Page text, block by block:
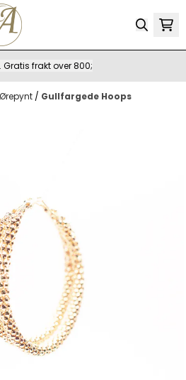
Gratis frakt over 800;
Ørepynt / Gullfargede Hoops